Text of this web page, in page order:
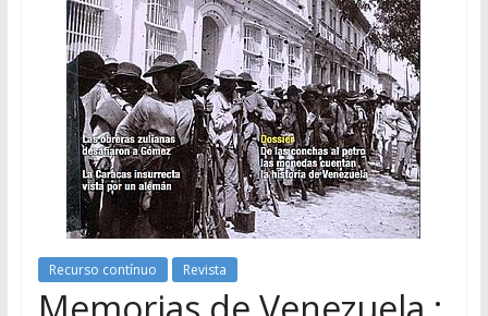
Recurso contínuo Revista